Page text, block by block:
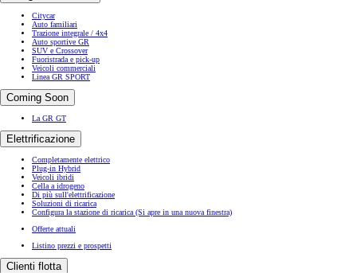
Citycar
Auto familiari
Trazione integrale / 4x4
Auto sportive GR
SUV e Crossover
Fuoristrada e pick-up
Veicoli commerciali
Linea GR SPORT
Coming Soon
La GR GT
Elettrificazione
Completamente elettrico
Plug-in Hybrid
Veicoli ibridi
Cella a idrogeno
Di più sull'elettrificazione
Soluzioni di ricarica
Configura la stazione di ricarica (Si apre in una nuova finestra)
Offerte attuali
Listino prezzi e prospetti
Clienti flotta